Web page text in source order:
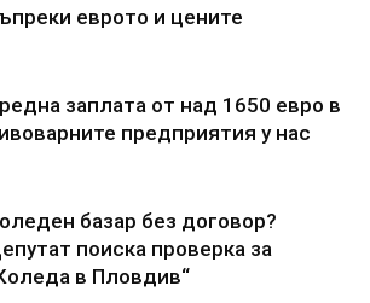
еврото и цените
заплата от над 1650 евро в
предприятия у нас
базар без договор?
поиска проверка за
в Пловдив“